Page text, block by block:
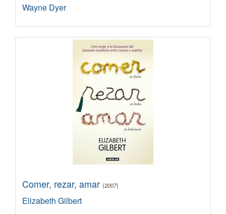
Wayne Dyer
Comer, rezar, amar (2007)
Elizabeth Gilbert